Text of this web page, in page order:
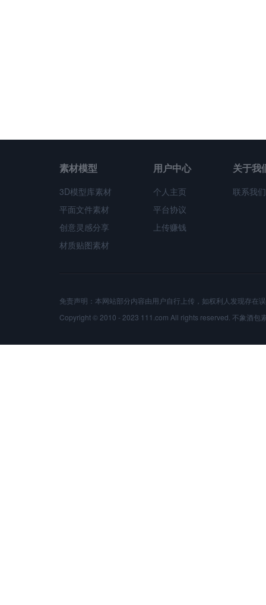
素材模型
3D模型库素材
平面文件素材
创意灵感分享
材质贴图素材
用户中心
个人主页
平台协议
上传赚钱
关于我
联系我们
免责声明：本网站部分内容由用户自行上传，如权利人发现存在
Copyright © 2010 - 2023 111.com All rights reserved. 不象酒包